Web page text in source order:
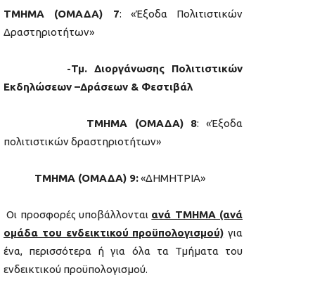
ΤΜΗΜΑ (ΟΜΑΔΑ) 7: «Έξοδα Πολιτιστικών
Δραστηριοτήτων»
-Τμ. Διοργάνωσης Πολιτιστικών
Εκδηλώσεων –Δράσεων & Φεστιβάλ
ΤΜΗΜΑ (ΟΜΑΔΑ) 8: «Έξοδα
πολιτιστικών δραστηριοτήτων»
ΤΜΗΜΑ (ΟΜΑΔΑ) 9:«ΔΗΜΗΤΡΙΑ»
Οι προσφορές υποβάλλονται ανά ΤΜΗΜΑ (ανά
ομάδα του ενδεικτικού προϋπολογισμού) για
ένα, περισσότερα ή για όλα τα Τμήματα του
ενδεικτικού προϋπολογισμού.